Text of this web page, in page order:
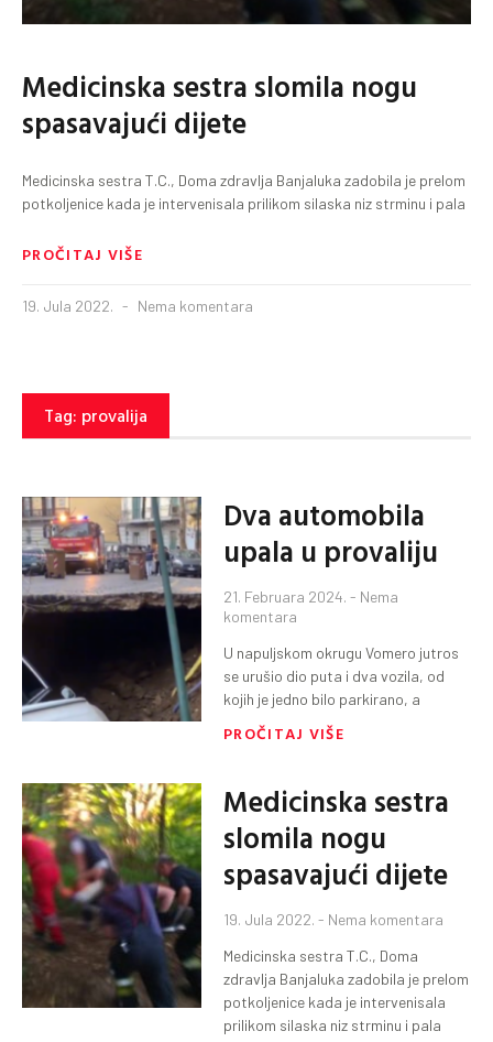
Medicinska sestra slomila nogu
spasavajući dijete
Medicinska sestra T.C., Doma zdravlja Banjaluka zadobila je prelom
potkoljenice kada je intervenisala prilikom silaska niz strminu i pala
PROČITAJ VIŠE
19. Jula 2022. Nema komentara
Tag: provalija
Dva automobila
upala u provaliju
21. Februara 2024. Nema
komentara
U napuljskom okrugu Vomero jutros
se urušio dio puta i dva vozila, od
kojih je jedno bilo parkirano, a
PROČITAJ VIŠE
Medicinska sestra
slomila nogu
spasavajući dijete
19. Jula 2022. Nema komentara
Medicinska sestra T.C., Doma
zdravlja Banjaluka zadobila je prelom
potkoljenice kada je intervenisala
prilikom silaska niz strminu i pala